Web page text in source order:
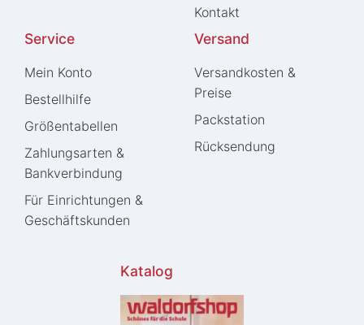
Kontakt
Service
Mein Konto
Bestellhilfe
Größentabellen
Zahlungsarten &
Bankverbindung
Für Einrichtungen &
Geschäftskunden
Versand
Versandkosten &
Preise
Packstation
Rücksendung
Katalog